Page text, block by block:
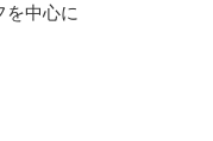
を中心に